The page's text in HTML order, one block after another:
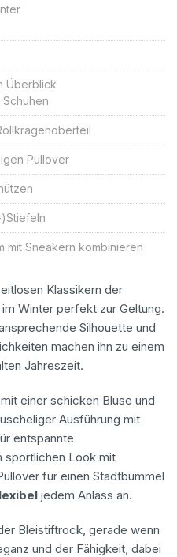
Überblick
Pullover
mit Sneakern kombinieren
Klassikern der
Winter perfekt zur Geltung.
Silhouette und
machen ihn zu einem
Jahreszeit.
einer schicken Bluse und
Ausführung mit
entspannte
sportlichen Look mit
für einen Stadtbummel
jedem Anlass an.
Bleistiftrock, gerade wenn
und der Fähigkeit, dabei